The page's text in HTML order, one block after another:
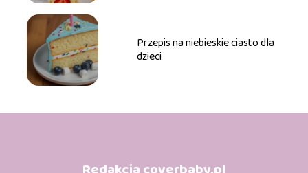
Przepis na niebieskie ciasto dla
dzieci